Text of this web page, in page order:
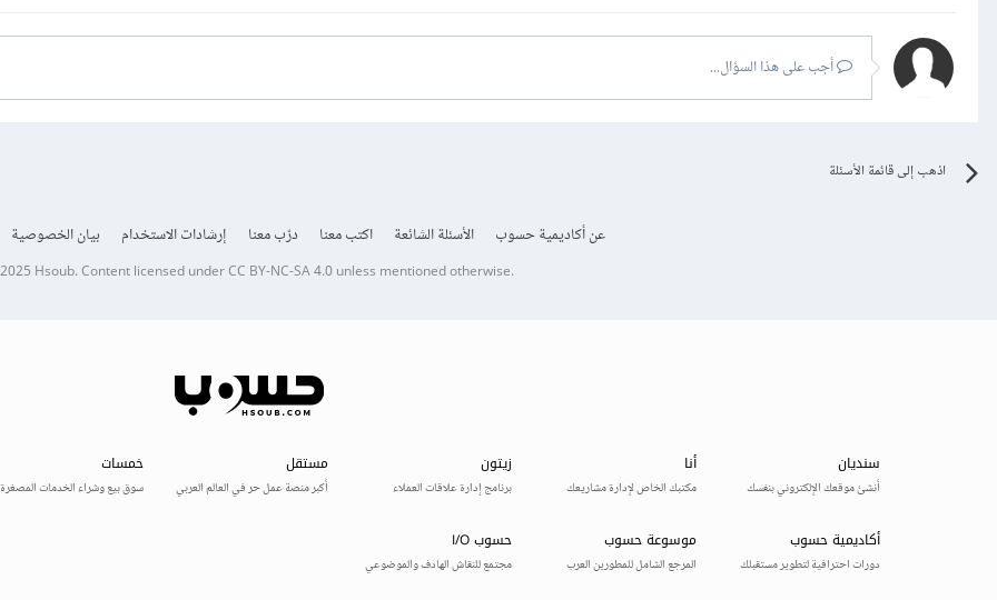
أجب على هذا السؤال...
اذهب إلى قائمة الأسئلة
عن أكاديمية حسوب الأسئلة الشائعة اكتب معنا درّب معنا إرشادات الاستخدام بيان الخصوصية
Hsoub.Content licensed underCC BY-NC-SA 4.0unless mentioned otherwise.